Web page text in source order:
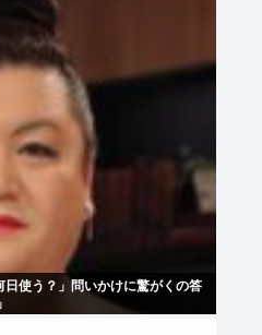
使う？」問いかけに驚がくの答